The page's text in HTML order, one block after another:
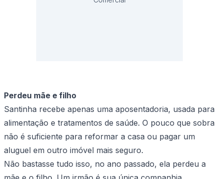
Perdeu mãe e filho
Santinha recebe apenas uma aposentadoria, usada para
alimentação e tratamentos de saúde. O pouco que sobra
não é suficiente para reformar a casa ou pagar um
aluguel em outro imóvel mais seguro.
Não bastasse tudo isso, no ano passado, ela perdeu a